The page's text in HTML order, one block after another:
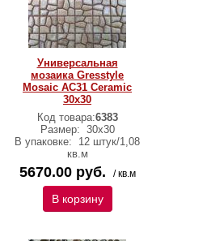
Универсальная
мозаика Gresstyle
Mosaic АС31 Ceramic
30х30
Код товара:6383
Размер: 30х30
В упаковке:
12 штук/1,08
кв.м
5670.00 руб. / кв.м
В корзину